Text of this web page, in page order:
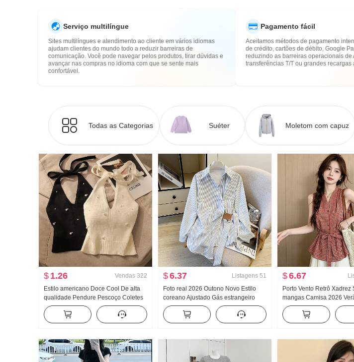
Serviço multilíngue
Sites multilíngues e atendimento ao cliente em vários idiomas
ajudam clientes do mundo todo a reduzir barreiras de
comunicação. Você pode navegar pelos produtos, tirar dúvidas e
avançar nas compras no idioma com que se sente mais
confortável.
Pagamento fácil
Aceitamos métodos de pagamento
de crédito, cartões de débito, Google
reduzindo as barreiras operacionais de
transferências T/T ou grandes recargas
Todas as Categorias Suéter Moletom com capuz
$ 1.26 Vendas 322
Estilo americano Doce Cool De alta
qualidade Pendure Pescoço Coletes
feminino Verão Uso externo Dentro
Pegue Camiseta de base Garota
estilosa Malha Tomara que caia Top
$6.37 Listagens 51
Foto real 2026 Outono Novo Estilo
coreano Ajustado Gás estrangeiro
Design Sentido Nicho pequeno
Listrado Cintura ajustada Manga
longa Camisa feminino
$6.67
Porto Vento Retrô Xadrez
mangas Camisa 2026
Francês Gola V Sem
Cintura ajustada Efeito
Regata